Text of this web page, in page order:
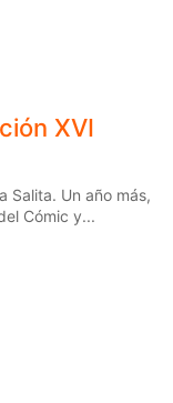
XVI
Salita. Un año más,
Cómic y...